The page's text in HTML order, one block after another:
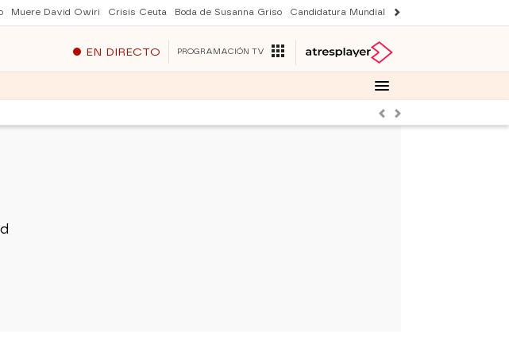
Muere David Owiri Crisis Ceuta Boda de Susanna Griso Candidatura Mundial 2030
EN DIRECTO PROGRAMACIÓN TV
AnteriorSiguiente